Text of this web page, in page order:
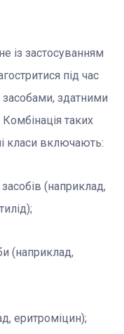
із застосуванням
під час
засобами, здатними
таких
класи включають:
(наприклад,
(наприклад,
еритроміцин);